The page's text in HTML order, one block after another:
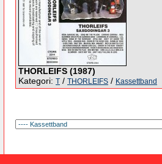
THORLEIFS (1987)
Kategori: T / THORLEIFS / Kassettband